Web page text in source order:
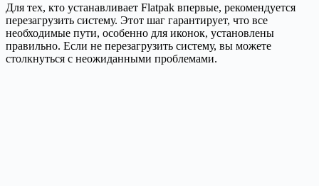
Для тех, кто устанавливает Flatpak впервые, рекомендуется
перезагрузить систему. Этот шаг гарантирует, что все
необходимые пути, особенно для иконок, установлены
правильно. Если не перезагрузить систему, вы можете
столкнуться с неожиданными проблемами.